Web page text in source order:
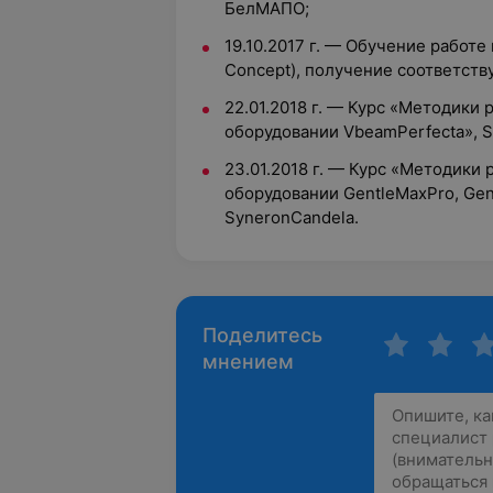
БелМАПО;
19.10.2017 г. — Обучение
Concept), получение
22.01.2018 г. — Курс «Методики
оборудовании VbeamPerfecta»,
23.01.2018 г. — Курс «Методики
оборудовании GentleMaxPro,
SyneronCandela.
Поделитесь
мнением